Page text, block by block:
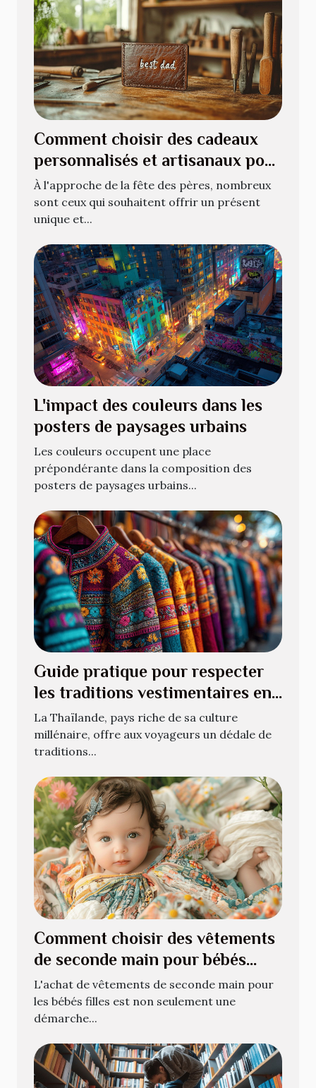
Comment choisir des cadeaux
personnalisés et artisanaux pour
la fête des pères
À l'approche de la fête des pères, nombreux
sont ceux qui souhaitent offrir un présent
unique et...
L'impact des couleurs dans les
posters de paysages urbains
Les couleurs occupent une place
prépondérante dans la composition des
posters de paysages urbains...
Guide pratique pour respecter
les traditions vestimentaires en
Thaïlande
La Thaïlande, pays riche de sa culture
millénaire, offre aux voyageurs un dédale de
traditions...
Comment choisir des vêtements
de seconde main pour bébés
filles
L'achat de vêtements de seconde main pour
les bébés filles est non seulement une
démarche...